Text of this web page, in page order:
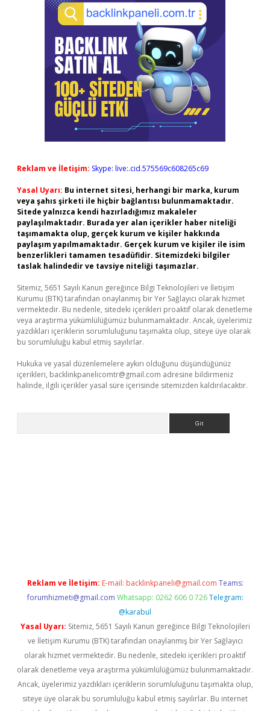
Reklam ve İletişim: Skype: live:.cid.575569c608265c69
Yasal Uyarı: Bu internet sitesi, herhangi bir marka, kurum
veya şahıs şirketi ile hiçbir bağlantısı bulunmamaktadır.
Sitede yalnızca kendi hazırladığımız makaleler
paylaşılmaktadır. Burada yer alan içerikler haber niteliği
taşımamakta olup, gerçek kurum ve kişiler hakkında
paylaşım yapılmamaktadır. Gerçek kurum ve kişiler ile isim
benzerlikleri tamamen tesadüfidir. Sitemizdeki bilgiler
taslak halindedir ve tavsiye niteliği taşımazlar.
Sitemiz, 5651 Sayılı Kanun gereğince Bilgi Teknolojileri ve İletişim
Kurumu (BTK) tarafından onaylanmış bir Yer Sağlayıcı olarak hizmet
vermektedir. Bu nedenle, sitedeki içerikleri proaktif olarak denetleme
veya araştırma yükümlülüğümüz bulunmamaktadır. Ancak, üyelerimiz
yazdıkları içeriklerin sorumluluğunu taşımakta olup, siteye üye olarak
bu sorumluluğu kabul etmiş sayılırlar.
Hukuka ve yasal düzenlemelere aykırı olduğunu düşündüğünüz
içerikleri, backlinkpanelicomtr@gmail.com adresine bildirmeniz
halinde, ilgili içerikler yasal süre içerisinde sitemizden kaldırılacaktır.
Reklam ve İletişim: E-mail: backlinkpaneli@gmail.com Teams:
forumhizmeti@gmail.com Whatsapp: 0262 606 0 726 Telegram:
@karabul
Yasal Uyarı: Sitemiz, 5651 Sayılı Kanun gereğince Bilgi Teknolojileri
ve İletişim Kurumu (BTK) tarafından onaylanmış bir Yer Sağlayıcı
olarak hizmet vermektedir. Bu nedenle, sitedeki içerikleri proaktif
olarak denetleme veya araştırma yükümlülüğümüz bulunmamaktadır.
Ancak, üyelerimiz yazdıkları içeriklerin sorumluluğunu taşımakta olup,
siteye üye olarak bu sorumluluğu kabul etmiş sayılırlar. Bu internet